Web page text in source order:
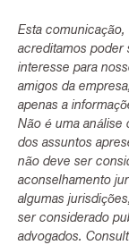
Esta comunicação,
acreditamos poder
interesse para
amigos da
apenas a
Não é uma análise
dos assuntos
não deve ser
aconselhamento
algumas
ser considerado
advogados.